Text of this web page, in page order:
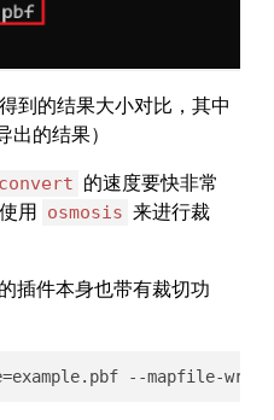
到的结果大小对比，其中
出的结果）
的速度要快非常
用 osmosis 来进行裁
插件本身也带有裁切功
--mapfile-writer